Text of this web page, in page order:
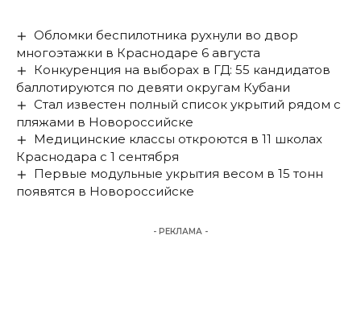
Обломки беспилотника рухнули во двор
многоэтажки в Краснодаре 6 августа
Конкуренция на выборах в ГД: 55 кандидатов
баллотируются по девяти округам Кубани
Стал известен полный список укрытий рядом с
пляжами в Новороссийске
Медицинские классы откроются в 11 школах
Краснодара с 1 сентября
Первые модульные укрытия весом в 15 тонн
появятся в Новороссийске
- РЕКЛАМА -